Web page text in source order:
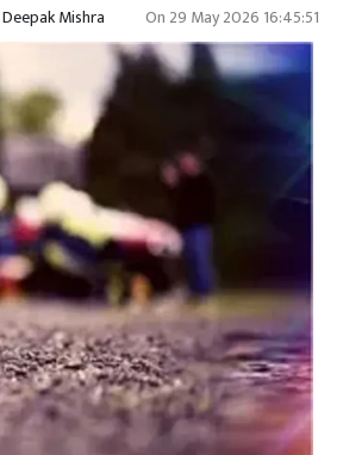
Deepak Mishra On 29 May 2026 16:45:51